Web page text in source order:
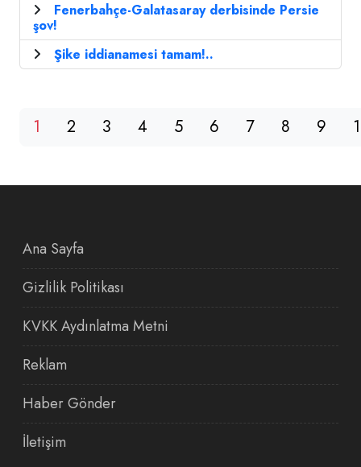
Fenerbahçe-Galatasaray derbisinde Persie
şov!
Şike iddianamesi tamam!..
1 2 3 4 5 6 7 8 9
Ana Sayfa
Gizlilik Politikası
KVKK Aydınlatma Metni
Reklam
Haber Gönder
İletişim